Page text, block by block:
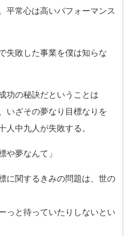
平常心は高いパフォーマンス
失敗した事業を僕は知らな
功の秘訣だということは
いざその夢なり目標なりを
人中九人が失敗する。
や夢なんて」
に関するきみの問題は、世の
っと待っていたりしないとい